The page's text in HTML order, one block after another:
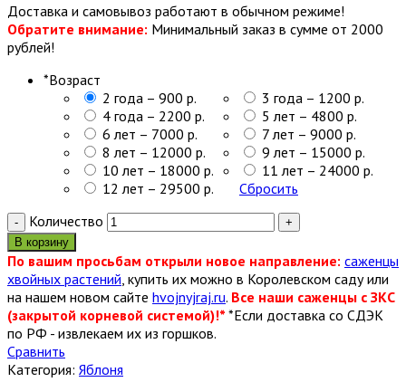
Доставка и самовывоз работают в обычном режиме!
Обратите внимание: Минимальный заказ в сумме от 2000
рублей!
*Возраст
2 года – 900 р.
3 года – 1200 р.
4 года – 2200 р.
5 лет – 4800 р.
6 лет – 7000 р.
7 лет – 9000 р.
8 лет – 12000 р.
9 лет – 15000 р.
10 лет – 18000 р.
11 лет – 24000 р.
12 лет – 29500 р.
Сбросить
Количество
В корзину
По вашим просьбам открыли новое направление: саженцы
хвойных растений , купить их можно в Королевском саду или
на нашем новом сайте hvojnyjraj.ru. Все наши саженцы с ЗКС
(закрытой корневой системой)!* *Если доставка со СДЭК
по РФ - извлекаем их из горшков.
Сравнить
Категория: Яблоня